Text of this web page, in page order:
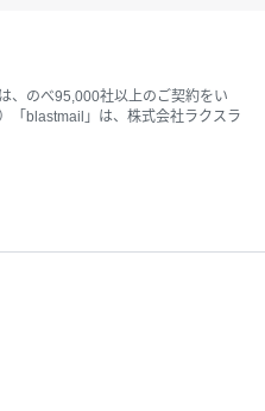
、のべ95,000社以上のご契約をい
「blastmail」は、株式会社ラクスラ